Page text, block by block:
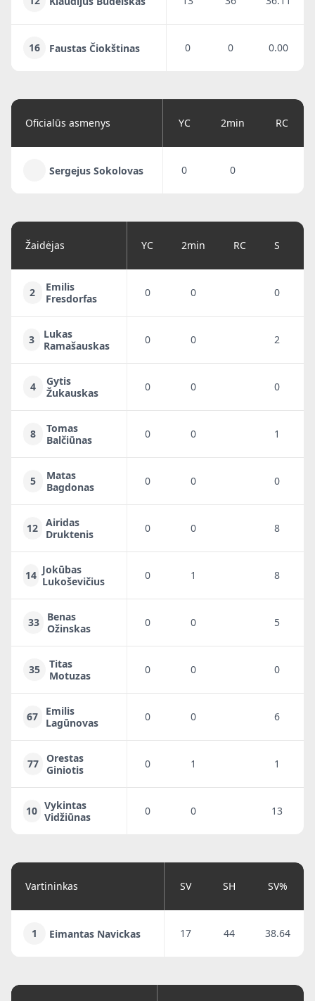
16 Faustas Čiokštinas 0 0 0.00
Oficialūs asmenys YC 2min RC
Sergejus Sokolovas 0 0
Žaidėjas YC 2min RC S
2
Emilis
Fresdorfas
0 0 0
3
Lukas
Ramašauskas
0 0 2
4
Gytis
Žukauskas
0 0 0
8
Tomas
Balčiūnas
0 0 1
5
Matas
Bagdonas
0 0 0
12 Airidas
Druktenis
0 0 8
14 Jokūbas
Lukoševičius
0 1 8
33
Benas
Ožinskas
0 0 5
35
Titas
Motuzas
0 0 0
67
Emilis
Lagūnovas
0 0 6
77 Orestas
Giniotis
0 1 1
10 Vykintas
Vidžiūnas
0 0 13
Vartininkas SV SH SV%
1 Eimantas Navickas 17 44 38.64